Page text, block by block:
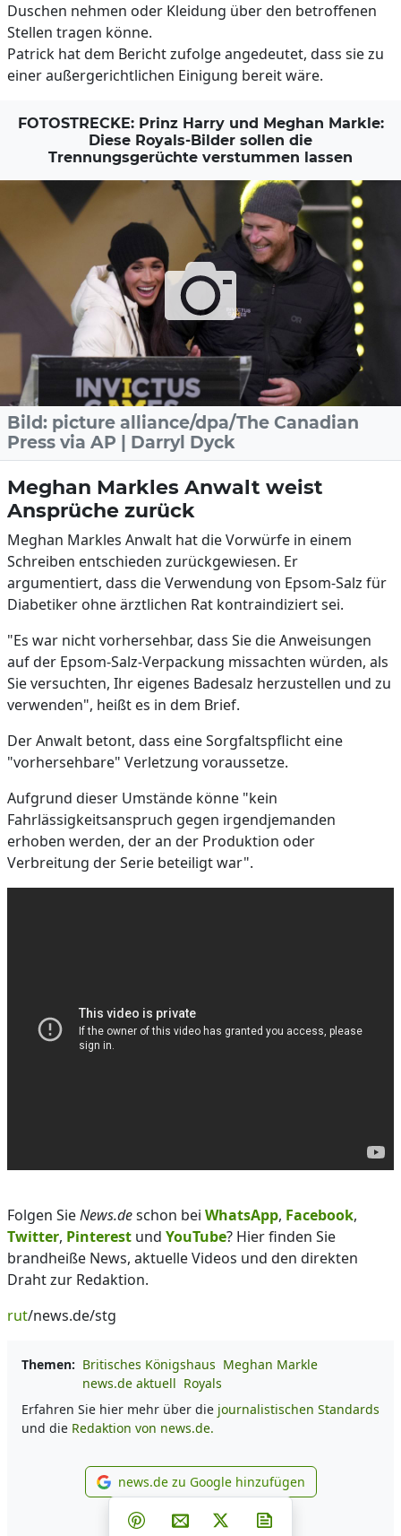
Duschen nehmen oder Kleidung über den betroffenen
Stellen tragen könne.
Patrick hat dem Bericht zufolge angedeutet, dass sie zu
einer außergerichtlichen Einigung bereit wäre.
FOTOSTRECKE: Prinz Harry und Meghan Markle:
Diese Royals-Bilder sollen die
Trennungsgerüchte verstummen lassen
Bild: picture alliance/dpa/The Canadian
Press via AP | Darryl Dyck
Meghan Markles Anwalt weist
Ansprüche zurück
Meghan Markles Anwalt hat die Vorwürfe in einem
Schreiben entschieden zurückgewiesen. Er
argumentiert, dass die Verwendung von Epsom-Salz für
Diabetiker ohne ärztlichen Rat kontraindiziert sei.
"Es war nicht vorhersehbar, dass Sie die Anweisungen
auf der Epsom-Salz-Verpackung missachten würden, als
Sie versuchten, Ihr eigenes Badesalz herzustellen und zu
verwenden", heißt es in dem Brief.
Der Anwalt betont, dass eine Sorgfaltspflicht eine
"vorhersehbare" Verletzung voraussetze.
Aufgrund dieser Umstände könne "kein
Fahrlässigkeitsanspruch gegen irgendjemanden
erhoben werden, der an der Produktion oder
Verbreitung der Serie beteiligt war".
Folgen SieNews.deschon bei WhatsApp, Facebook,
Twitter, Pinterest und YouTube? Hier finden Sie
brandheiße News, aktuelle Videos und den direkten
Draht zur Redaktion.
rut/news.de/stg
Themen: Britisches Königshaus Meghan Markle
news.de aktuell Royals
Erfahren Sie hier mehr über die journalistischen Standards
und die Redaktion von news.de.
news.de zu Google
news.de zu Google hinzufügen
Teilen auf Facebook
Teilen auf Whatsapp
Teilen auf Telegram
Teilen auf Pinterest
Per E-Mail teilen
Post auf X